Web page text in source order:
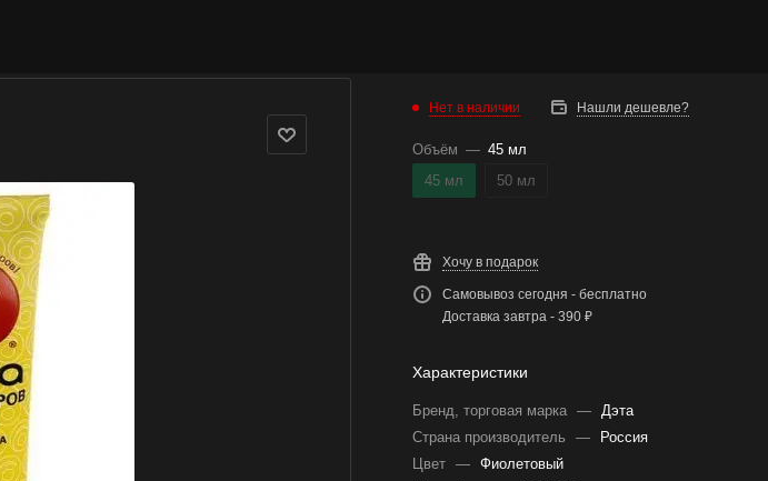
Нет в наличии Нашли дешевле?
Объём — 45 мл
45 мл
50 мл
Хочу в подарок
Самовывоз сегодня - бесплатно
Доставка завтра - 390 ₽
Характеристики
Бренд, торговая марка — Дэта
Страна производитель
—
Россия
Цвет — Фиолетовый